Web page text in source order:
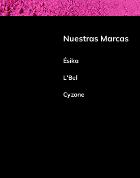
Tu nombre
Dirección de email
Nuestras Marcas
Ésika
L'Bel
Cyzone